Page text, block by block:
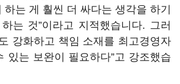
는 게 훨씬 더 싸다는 생각을 하기
는 것”이라고 지적했습니다. 그러
강화하고 책임 소재를 최고경영자
있는 보완이 필요하다”고 강조했습